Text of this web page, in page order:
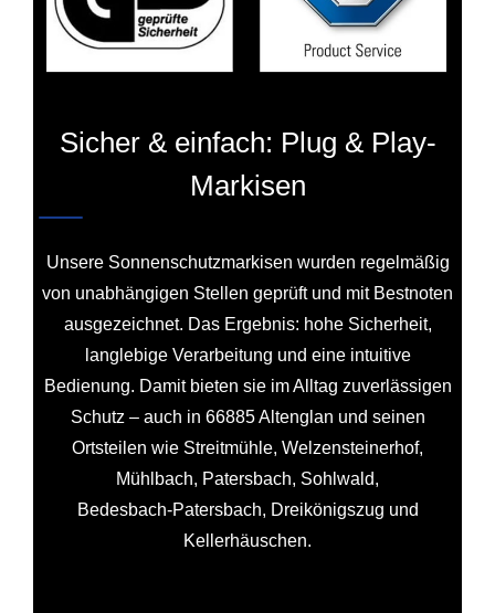
Sicher & einfach: Plug & Play-
Markisen
Unsere Sonnenschutzmarkisen wurden regelmäßig
von unabhängigen Stellen geprüft und mit Bestnoten
ausgezeichnet. Das Ergebnis: hohe Sicherheit,
langlebige Verarbeitung und eine intuitive
Bedienung. Damit bieten sie im Alltag zuverlässigen
Schutz – auch in 66885 Altenglan und seinen
Ortsteilen wie Streitmühle, Welzensteinerhof,
Mühlbach, Patersbach, Sohlwald,
Bedesbach‑Patersbach, Dreikönigszug und
Kellerhäuschen.